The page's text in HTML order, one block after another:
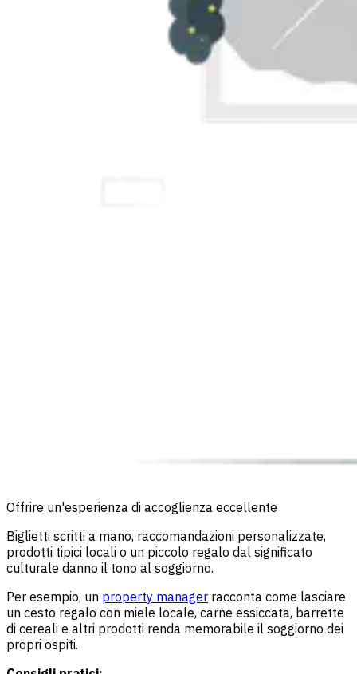
Offrire un'esperienza di accoglienza eccellente
Biglietti scritti a mano, raccomandazioni personalizzate,
prodotti tipici locali o un piccolo regalo dal significato
culturale danno il tono al soggiorno.
Per esempio, un property manager racconta come lasciare
un cesto regalo con miele locale, carne essiccata, barrette
di cereali e altri prodotti renda memorabile il soggiorno dei
propri ospiti.